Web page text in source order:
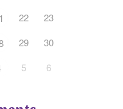
22
23
29
30
5 6